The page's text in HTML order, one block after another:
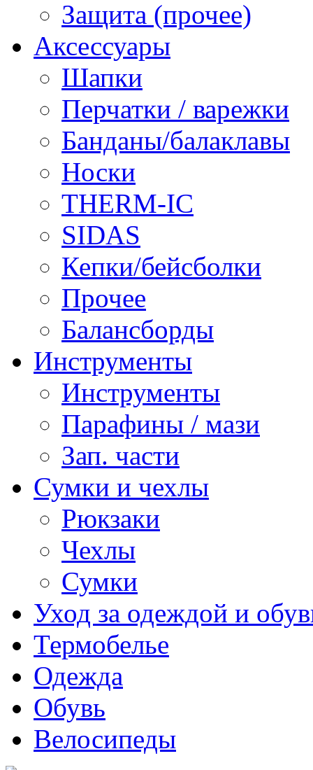
Защита (прочее)
Аксессуары
Шапки
Перчатки / варежки
Банданы/балаклавы
Носки
THERM-IC
SIDAS
Кепки/бейсболки
Прочее
Балансборды
Инструменты
Инструменты
Парафины / мази
Зап. части
Сумки и чехлы
Рюкзаки
Чехлы
Сумки
Уход за одеждой и
Термобелье
Одежда
Обувь
Велосипеды